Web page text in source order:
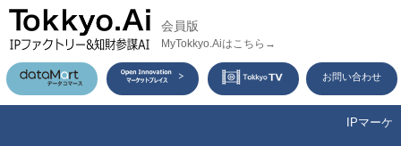
コ
ン
テ
ン
会員版
MyTokkyo.Aiはこちら→
お問い合わせ
IPマーケ